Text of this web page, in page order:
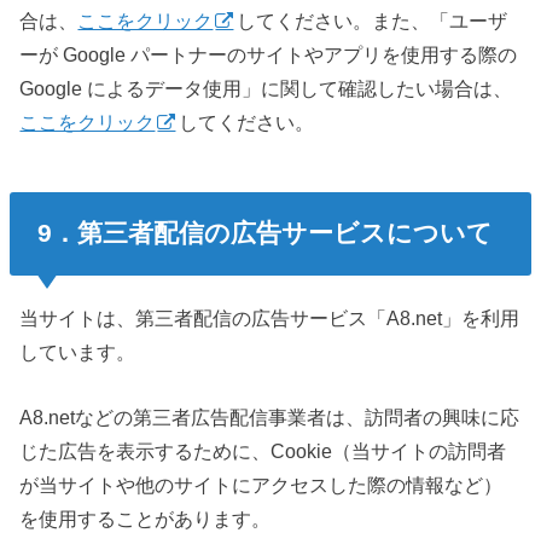
合は、 ここをクリック
してください。また、「ユーザ
ーが Google パートナーのサイトやアプリを使用する際の
Google によるデータ使用」に関して確認したい場合は、
ここをクリック
してください。
9．第三者配信の広告サービスについて
当サイトは、第三者配信の広告サービス「A8.net」を利用
しています。
A8.netなどの第三者広告配信事業者は、訪問者の興味に応
じた広告を表示するために、Cookie（当サイトの訪問者
が当サイトや他のサイトにアクセスした際の情報など）
を使用することがあります。